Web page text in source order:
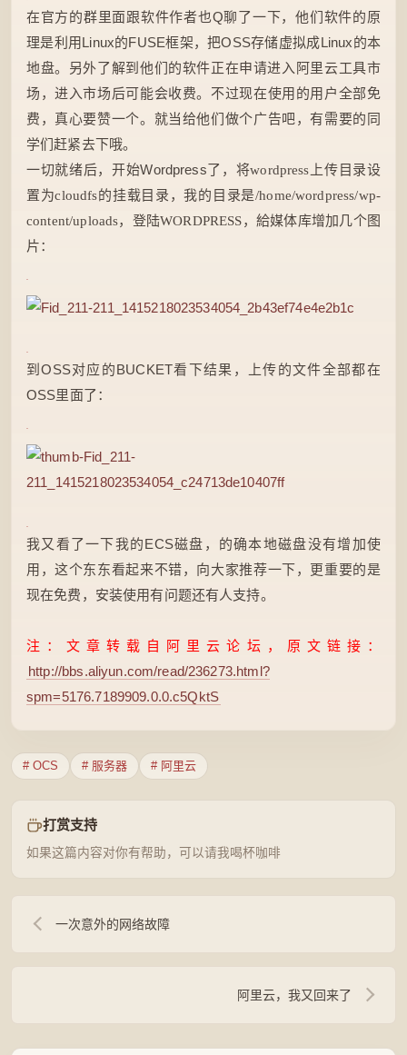
在官方的群里面跟软件作者也Q聊了一下，他们软件的原
理是利用Linux的FUSE框架，把OSS存储虚拟成Linux的本
地盘。另外了解到他们的软件正在申请进入阿里云工具市
场，进入市场后可能会收费。不过现在使用的用户全部免
费 ，真心要赞一个。就当给他们做个广告吧，有需要的同
学们赶紧去下哦。
一切就绪后，开始Wordpress了， 将wordpress上传目录设
置为cloudfs的挂载目录，我的目录是/home/wordpress/wp-
content/uploads，登陆WORDPRESS，給媒体库增加几个图
片：
到OSS对应的BUCKET看下结果， 上传的文件全部都在
OSS里面了：
我又看了一下我的ECS磁盘，的确本地磁盘没有增加使
用，这个东东看起来不错，向大家推荐一下，更重要的是
现在免费 ， 安装使用有问题还有人支持。
注：文章转载自阿里云论坛，原文链接：
http://bbs.aliyun.com/read/236273.html?
spm=5176.7189909.0.0.c5QktS
# OCS # 服务器 # 阿里云
打赏支持
如果这篇内容对你有帮助，可以请我喝杯咖啡
一次意外的网络故障
阿里云，我又回来了